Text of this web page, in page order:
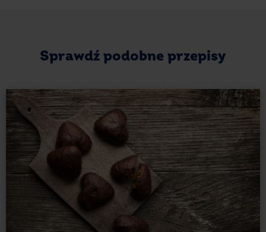
Polewa z czekolady to nie jedyne rozwiązanie. Jeśli
i dodaje walorów każdemu wypiekowi. Oto czego
potrzebujesz, aby przygotować ten przepis:
2 łyżki masła;
4 łyżki Kakao Ciemnego z Ghany E.Wedel;
4 łyżki białego cukru;
250 ml gęstej śmietany do zup 18%.
Przygotowanie:
Sprawdź podobne przepisy